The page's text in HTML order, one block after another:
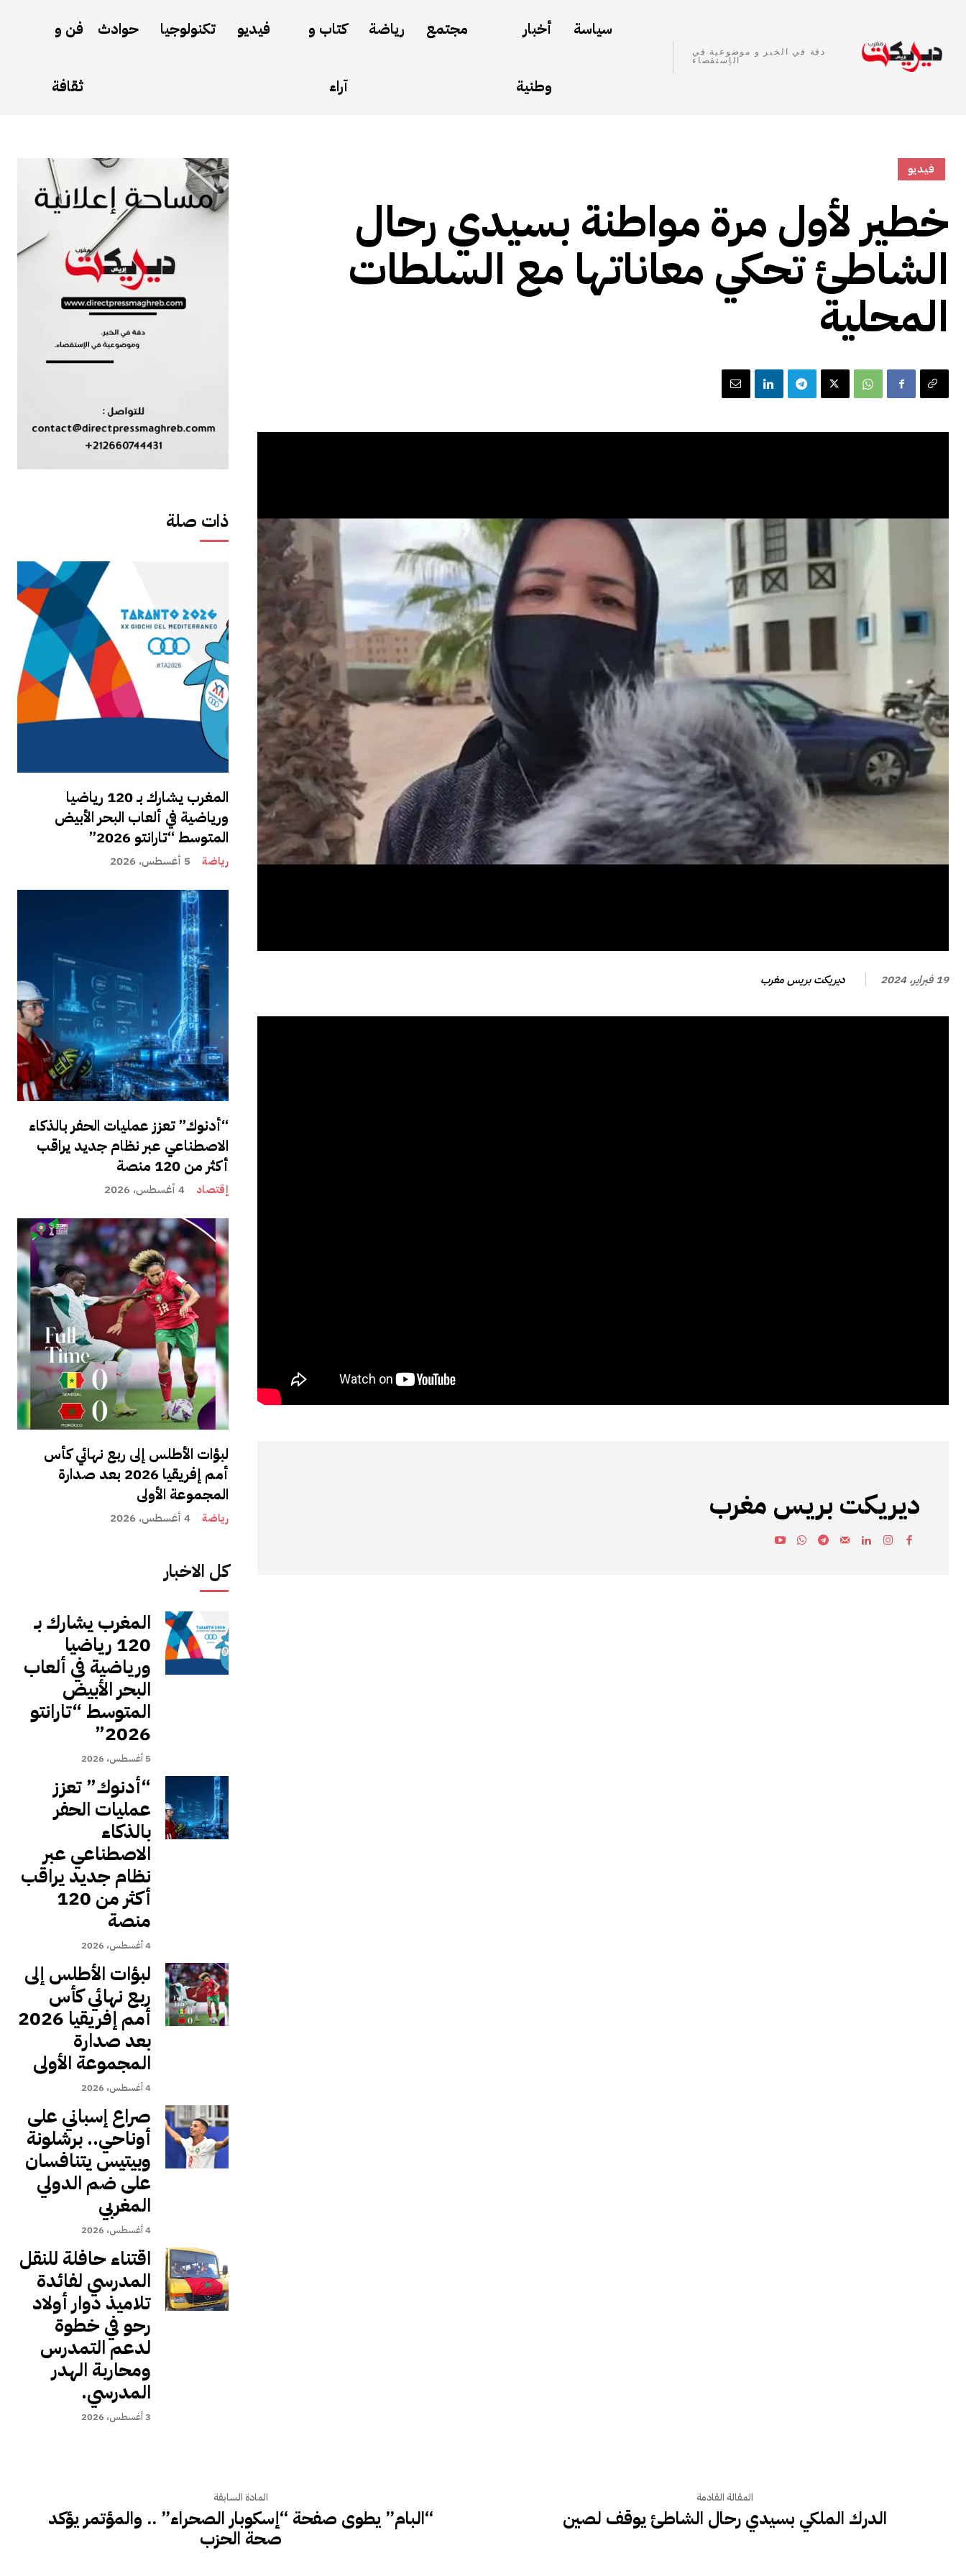
دقة في الخبر و موضوعية في
الإستقصاء
سياسة أخبار
وطنية
مجتمع رياضة كتاب و
آراء
فيديو تكنولوجيا حوادث فن و
ثقافة
ذات صلة
المغرب يشارك بـ 120 رياضيا
ورياضية في ألعاب البحر الأبيض
المتوسط “تارانتو 2026”
رياضة 5 أغسطس، 2026
“أدنوك” تعزز عمليات الحفر بالذكاء
الاصطناعي عبر نظام جديد يراقب
أكثر من 120 منصة
إقتصاد 4 أغسطس، 2026
لبؤات الأطلس إلى ربع نهائي كأس
أمم إفريقيا 2026 بعد صدارة
المجموعة الأولى
رياضة 4 أغسطس، 2026
كل الاخبار
المغرب يشارك بـ
120 رياضيا
ورياضية في ألعاب
البحر الأبيض
المتوسط “تارانتو
2026”
5 أغسطس، 2026
“أدنوك” تعزز
عمليات الحفر
بالذكاء
الاصطناعي عبر
نظام جديد يراقب
أكثر من 120
منصة
4 أغسطس، 2026
لبؤات الأطلس إلى
ربع نهائي كأس
أمم إفريقيا 2026
بعد صدارة
المجموعة الأولى
4 أغسطس، 2026
صراع إسباني على
أوناحي.. برشلونة
وبيتيس يتنافسان
على ضم الدولي
المغربي
4 أغسطس، 2026
اقتناء حافلة للنقل
المدرسي لفائدة
تلاميذ دوار أولاد
رحو في خطوة
لدعم التمدرس
ومحاربة الهدر
المدرسي.
3 أغسطس، 2026
فيديو
خطير لأول مرة مواطنة بسيدي رحال
الشاطئ تحكي معاناتها مع السلطات
المحلية
19 فبراير، 2024 ديريكت بريس مغرب
ديريكت بريس مغرب
المادة السابقة
“البام” يطوى صفحة “إسكوبار الصحراء” .. والمؤتمر يؤكد
صحة الحزب
المقالة القادمة
الدرك الملكي بسيدي رحال الشاطئ يوقف لصين